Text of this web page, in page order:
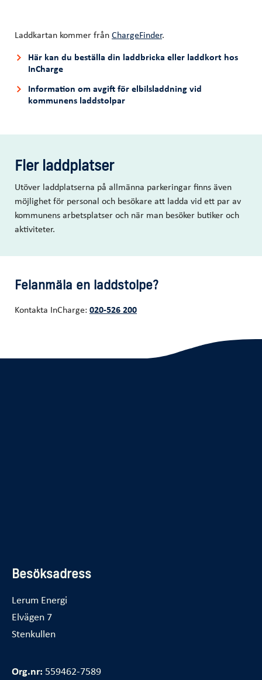
Laddkartan kommer frånChargeFinder.
Här kan du beställa din laddbricka eller laddkort hos
InCharge
Information om avgift för elbilsladdning vid
kommunens laddstolpar
Fler laddplatser
Utöver laddplatserna på allmänna parkeringar finns även
möjlighet för personal och besökare att ladda vid ett par av
kommunens arbetsplatser och när man besöker butiker och
aktiviteter.
Felanmäla en laddstolpe?
Kontakta InCharge: 020-526 200
Besöksadress
Lerum Energi
Elvägen 7
Stenkullen
Org.nr: 559462-7589